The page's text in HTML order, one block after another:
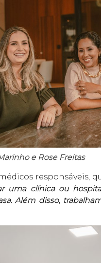
e Rose Freitas
uma clínica ou
Além disso,